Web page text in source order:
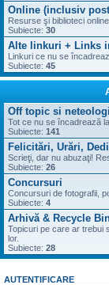
Online (inclusiv
Resurse şi biblioteci online
Subiecte: 30
Alte linkuri + Links
Linkuri ce nu se
Subiecte: 45
Off topic si
Tot ce nu se încadrează
Subiecte: 141
Felicitări, Urări,
Scrieţi, dar nu abuzaţi!
Subiecte: 26
Concursuri
Concursuri de fotografii,
Subiecte: 4
Arhivă & Recycle
Topicuri pe care ar trebui
lor.
Subiecte: 28
AUTENTIFICARE